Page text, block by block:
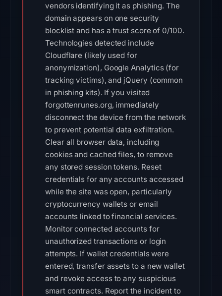
vendors identifying it as phishing. The
domain appears on one security
blocklist and has a trust score of 0/100.
Technologies detected include
Cloudflare (likely used for
anonymization), Google Analytics (for
tracking victims), and jQuery (common
in phishing kits). If you visited
forgottenrunes.org, immediately
disconnect the device from the network
to prevent potential data exfiltration.
Clear all browser data, including
cookies and cached files, to remove
any stored session tokens. Reset
credentials for any accounts accessed
while the site was open, particularly
cryptocurrency wallets or email
accounts linked to financial services.
Monitor connected accounts for
unauthorized transactions or login
attempts. If wallet credentials were
entered, transfer assets to a new wallet
and revoke access to any suspicious
smart contracts. Report the incident to